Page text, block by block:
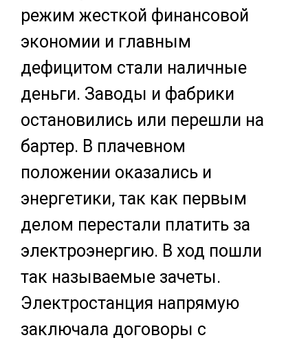
режим жесткой финансовой
экономии и главным
дефицитом стали наличные
деньги. Заводы и фабрики
остановились или перешли на
бартер. В плачевном
положении оказались и
энергетики, так как первым
делом перестали платить за
электроэнергию. В ход пошли
так называемые зачеты.
Электростанция напрямую
заключала договоры с